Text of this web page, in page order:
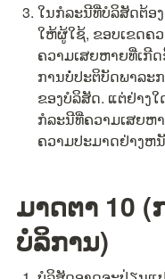
ໃນກໍລະນີທີ່ບໍລິສັດຕ້ອ
ໃຫ້ຜູ້ໃຊ້, ຂອບເຂດຄ
ຄວາມເສຍຫາຍທີ່ເກີ
ການບໍ່ປະຕິບັດພາລະ
ຂອງບໍລິສັດ. ແຕ່ຢ່າງ
ກໍລະນີທີ່ຄວາມເສຍຫ
ຄວາມປະມາດຢ່າງຫ
ມາດຕາ 10
ບໍລິການ)